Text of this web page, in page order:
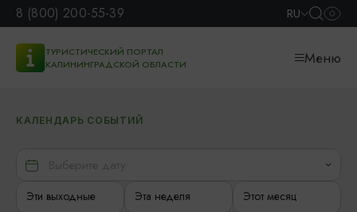
8 (800) 200-55-39 RU
ТУРИСТИЧЕСКИЙ ПОРТАЛ
КАЛИНИНГРАДСКОЙ ОБЛАСТИ
Меню
КАЛЕНДАРЬ СОБЫТИЙ
Эти выходные Эта неделя Этот месяц